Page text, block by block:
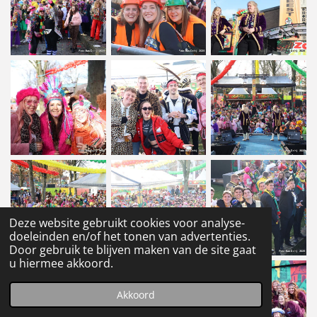
Deze website gebruikt cookies voor analyse-
doeleinden en/of het tonen van advertenties.
Door gebruik te blijven maken van de site gaat
u hiermee akkoord.
Akkoord